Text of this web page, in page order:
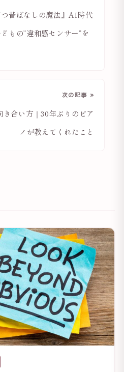
つ昔ばなしの魔法』AI時代
もの”違和感センサー”を
次の記事 »
合い方｜30年ぶりのピア
ノが教えてくれたこと